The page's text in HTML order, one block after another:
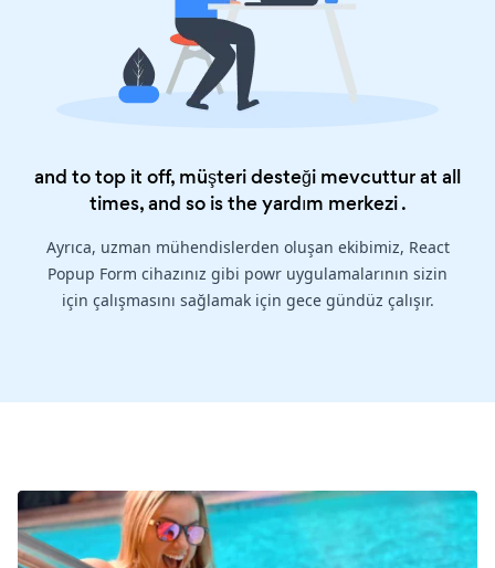
and to top it off, müşteri desteği mevcuttur at all
times, and so is theyardım merkezi.
Ayrıca, uzman mühendislerden oluşan ekibimiz, React
Popup Form cihazınız gibi powr uygulamalarının sizin
için çalışmasını sağlamak için gece gündüz çalışır.